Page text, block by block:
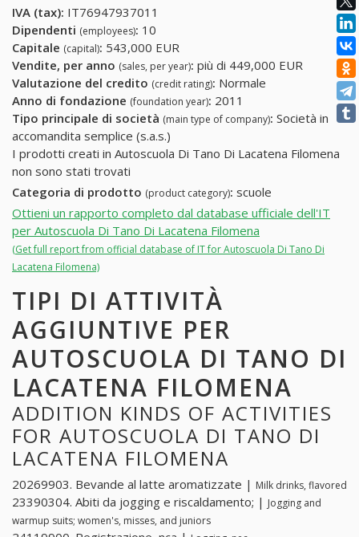
IVA (tax): IT76947937011
Dipendenti (employees): 10
Capitale (capital): 543,000 EUR
Vendite, per anno (sales, per year): più di 449,000 EUR
Valutazione del credito (credit rating): Normale
Anno di fondazione (foundation year): 2011
Tipo principale di società (main type of company): Società in
accomandita semplice (s.a.s.)
I prodotti creati in Autoscuola Di Tano Di Lacatena Filomena
non sono stati trovati
Categoria di prodotto (product category): scuole
Ottieni un rapporto completo dal database ufficiale dell'IT
per Autoscuola Di Tano Di Lacatena Filomena
(Get full report from official database of IT for Autoscuola Di Tano Di
Lacatena Filomena)
TIPI DI ATTIVITÀ
AGGIUNTIVE PER
AUTOSCUOLA DI TANO DI
LACATENA FILOMENA
ADDITION KINDS OF ACTIVITIES
FOR AUTOSCUOLA DI TANO DI
LACATENA FILOMENA
20269903. Bevande al latte aromatizzate | Milk drinks, flavored
23390304. Abiti da jogging e riscaldamento; | Jogging and
warmup suits; women's, misses, and juniors